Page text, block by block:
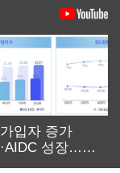
가입자 증가
·AIDC 성장…